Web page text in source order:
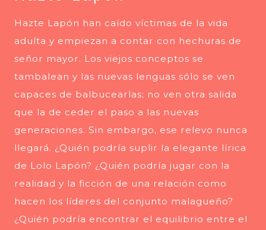
Hazte Lapón han caído víctimas de la vida
adulta y empiezan a contar con hechuras de
señor mayor. Los viejos conceptos se
tambalean y las nuevas lenguas sólo se ven
capaces de balbucearlas; no ven otra salida
que la de ceder el paso a las nuevas
generaciones. Sin embargo, ese relevo nunca
llegará. ¿Quién podría suplir la elegante lírica
de Lolo Lapón? ¿Quién podría jugar con la
realidad y la ficción de una relación como
hacen los líderes del conjunto malagueño?
¿Quién podría encontrar el equilibrio entre el